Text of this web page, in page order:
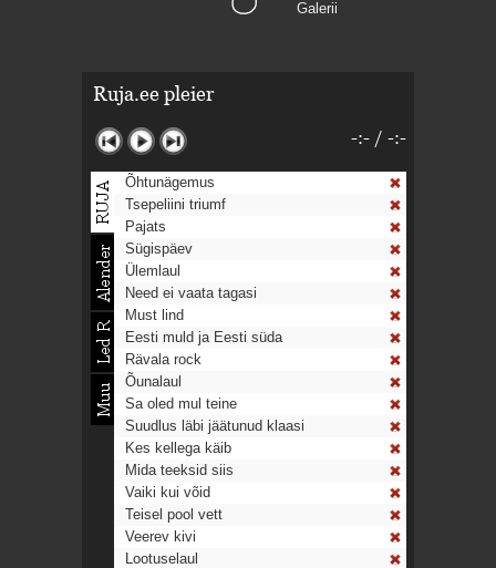
Galerii
Ruja.ee pleier
-:- / -:-
Õhtunägemus
Tsepeliini triumf
Pajats
Sügispäev
Ülemlaul
Need ei vaata tagasi
Must lind
Eesti muld ja Eesti süda
Rävala rock
Õunalaul
Sa oled mul teine
Suudlus läbi jäätunud klaasi
Kes kellega käib
Mida teeksid siis
Vaiki kui võid
Teisel pool vett
Veerev kivi
Lootuselaul